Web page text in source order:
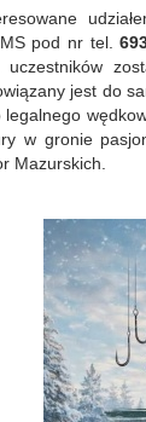
pod nr tel.
jest do
w gronie
Mazurskich.